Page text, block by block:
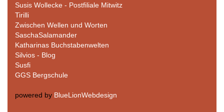
Susis Wollecke - Postfiliale Mitwitz
Tirilli
Zwischen Wellen und Worten
SaschaSalamander
Katharinas Buchstabenwelten
Silvios - Blog
Susfi
GGS Bergschule
powered by BlueLionWebdesign